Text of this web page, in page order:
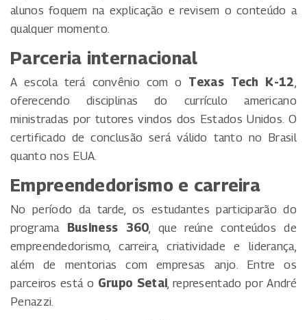
alunos foquem na explicação e revisem o conteúdo a
qualquer momento.
Parceria internacional
A escola terá convênio com o Texas Tech K-12,
oferecendo disciplinas do currículo americano
ministradas por tutores vindos dos Estados Unidos. O
certificado de conclusão será válido tanto no Brasil
quanto nos EUA.
Empreendedorismo e carreira
No período da tarde, os estudantes participarão do
programa
Business 360, que reúne conteúdos de
empreendedorismo, carreira, criatividade e liderança,
além de mentorias com empresas anjo. Entre os
parceiros está o Grupo Setai, representado por André
Penazzi.